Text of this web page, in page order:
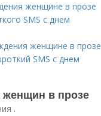
женщине в прозе
SMS с днем
женщине в прозе
SMS с днем
женщин в прозе
.